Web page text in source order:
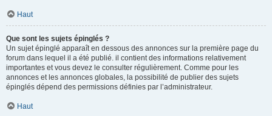
Haut
Que sont les sujets épinglés ?
Un sujet épinglé apparaît en dessous des annonces sur la première page du
forum dans lequel il a été publié. il contient des informations relativement
importantes et vous devez le consulter régulièrement. Comme pour les
annonces et les annonces globales, la possibilité de publier des sujets
épinglés dépend des permissions définies par l’administrateur.
Haut